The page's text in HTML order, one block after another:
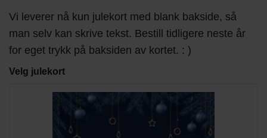
Vi leverer nå kun julekort med blank bakside, så
man selv kan skrive tekst. Bestill tidligere neste år
for eget trykk på baksiden av kortet. : )
Velg julekort